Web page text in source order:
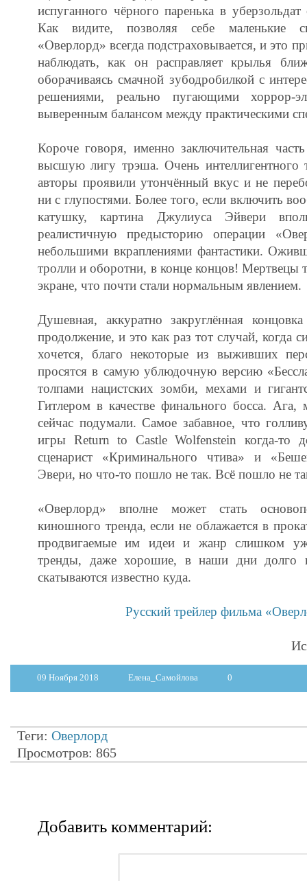
испуганного чёрного паренька в уберзольдат
Как видите, позволяя себе маленькие
«Оверлорд» всегда подстраховывается, и это
наблюдать, как он расправляет крылья
оборачиваясь смачной зубодробилкой с
решениями, реально пугающими хоррор-
выверенным балансом между практическими
Короче говоря, именно заключительная
высшую лигу трэша. Очень интеллигентного
авторы проявили утончённый вкус и не
ни с глупостями. Более того, если включить
катушку, картина Джулиуса Эйвери
реалистичную предысторию операции
небольшими вкраплениями фантастики.
тролли и оборотни, в конце концов! Мертвецы
экране, что почти стали нормальным явлением.
Душевная, аккуратно закруглённая
продолжение, и это как раз тот случай, когда
хочется, благо некоторые из выживших
просятся в самую ублюдочную версию
толпами нацистских зомби, мехами и
Гитлером в качестве финального босса.
сейчас подумали. Самое забавное, что
игры Return to Castle Wolfenstein когда-то
сценарист «Криминального чтива» и
Эвери, но что-то пошло не так. Всё пошло не
«Оверлорд» вполне может стать
киношного тренда, если не облажается в
продвигаемые им идеи и жанр слишком
тренды, даже хорошие, в наши дни долго
скатываются известно куда.
Русский трейлер фильма
09 Ноября 2018 Елена_Самойлова 0
Теги: Оверлорд
Просмотров: 865
Добавить комментарий: